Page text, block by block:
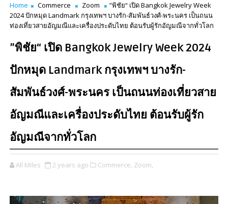
Home Commerce Zoom
”พิชัย“ เปิด Bangkok Jewelry Week
2024 ปักหมุด Landmark กรุงเทพฯ บางรัก-สัมพันธ์วงศ์-พระนคร เป็นถนน
ท่องเที่ยวสายอัญมณีและเครื่องประดับไทย ต้อนรับผู้รักอัญมณีจากทั่วโลก
”พิชัย“ เปิด Bangkok Jewelry Week 2024
ปักหมุด Landmark กรุงเทพฯ บางรัก-
สัมพันธ์วงศ์-พระนคร เป็นถนนท่องเที่ยวสาย
อัญมณีและเครื่องประดับไทย ต้อนรับผู้รัก
อัญมณีจากทั่วโลก
All Miles 2 years ago Commerce, Zoom,